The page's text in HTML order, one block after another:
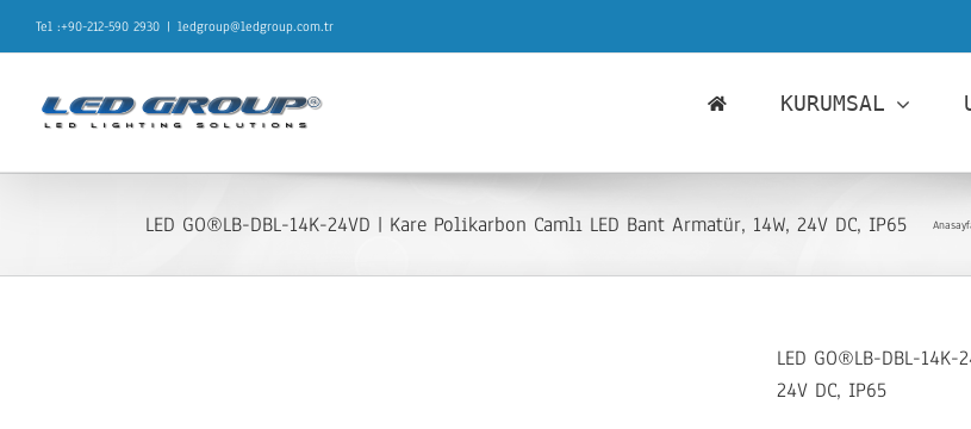
content
Tel :+90-212-590 2930 | ledgroup@ledgroup.com.tr
KURUMSAL
LED GO®LB-DBL-14K-24VD | Kare Polikarbon Camlı LED Bant Armatür, 14W, 24V DC, IP65
LED GO®LB-DBL-
24V DC, IP65